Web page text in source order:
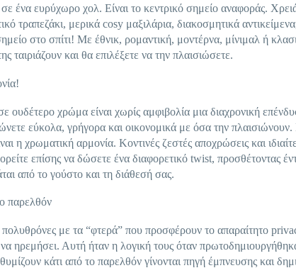
ένα ευρύχωρο χολ. Είναι το κεντρικό σημείο αναφοράς.
τραπεζάκι, μερικά cosy μαξιλάρια, διακοσμητικά
στο σπίτι! Με έθνικ, ρομαντική, μοντέρνα, μίνιμαλ ή
ταιριάζουν και θα επιλέξετε να την πλαισιώσετε.
ουδέτερο χρώμα είναι χωρίς αμφιβολία μια διαχρονική
εύκολα, γρήγορα και οικονομικά με όσα την
η χρωματική αρμονία. Κοντινές ζεστές αποχρώσεις και
επίσης να δώσετε ένα διαφορετικό twist, προσθέτοντας
από το γούστο και τη διάθεσή σας.
παρελθόν
με τα “φτερά” που προσφέρουν το απαραίτητο
ηρεμήσει. Αυτή ήταν η λογική τους όταν
κάτι από το παρελθόν γίνονται πηγή έμπνευσης και